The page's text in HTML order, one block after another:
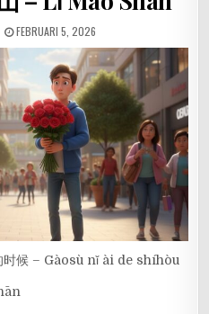
FEBRUARI 5, 2026
候 – Gàosù nǐ ài de shíhòu